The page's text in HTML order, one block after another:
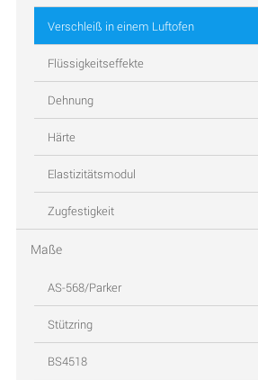
Verschleiß in einem Luftofen
Flüssigkeitseffekte
Dehnung
Härte
Elastizitätsmodul
Zugfestigkeit
Maße
AS-568/Parker
Stützring
BS4518